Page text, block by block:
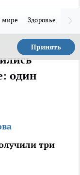
мире Здоровье
Принять
один
три